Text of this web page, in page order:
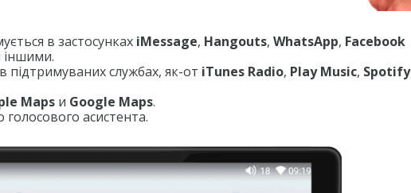
в застосунках iMessage, Hangouts, WhatsApp, Facebook
іншими.
підтримуваних службах, як-от iTunes Radio, Play Music, Spotify
Maps и Google Maps.
асистента.